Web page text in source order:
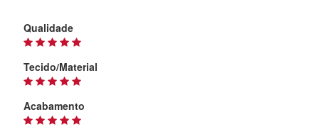
Qualidade
Tecido/Material
Acabamento